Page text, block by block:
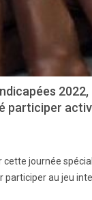
participer
journée
participer au jeu